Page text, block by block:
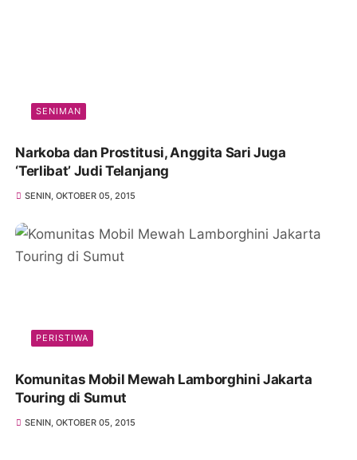
SENIMAN
Narkoba dan Prostitusi, Anggita Sari Juga
‘Terlibat’ Judi Telanjang
SENIN, OKTOBER 05, 2015
PERISTIWA
Komunitas Mobil Mewah Lamborghini Jakarta
Touring di Sumut
SENIN, OKTOBER 05, 2015